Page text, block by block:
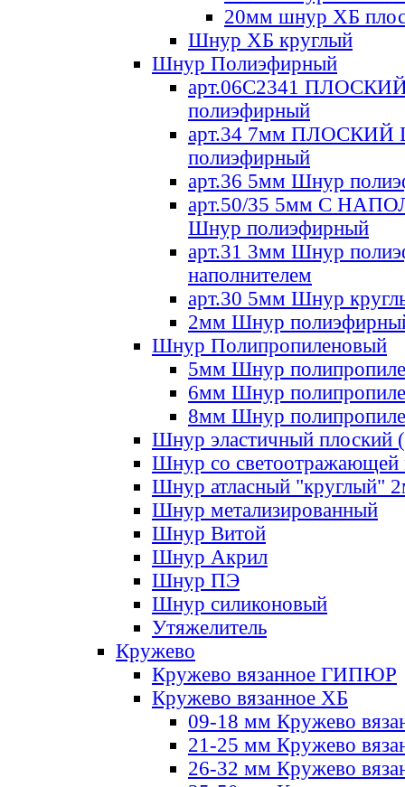
20мм шнур ХБ
Шнур ХБ круглый
Шнур Полиэфирный
арт.06С2341
полиэфирный
арт.34 7мм ПЛОСКИЙ
полиэфирный
арт.36 5мм Шнур
арт.50/35 5мм С
Шнур полиэфирный
арт.31 3мм Шнур
наполнителем
арт.30 5мм Шнур
2мм Шнур
Шнур Полипропиленовый
5мм Шнур
6мм Шнур
8мм Шнур
Шнур эластичный плоский
Шнур со светоотражающей
Шнур атласный "круглый"
Шнур метализированный
Шнур Витой
Шнур Акрил
Шнур ПЭ
Шнур силиконовый
Утяжелитель
Кружево
Кружево вязанное ГИПЮР
Кружево вязанное ХБ
09-18 мм Кружево
21-25 мм Кружево
26-32 мм Кружево